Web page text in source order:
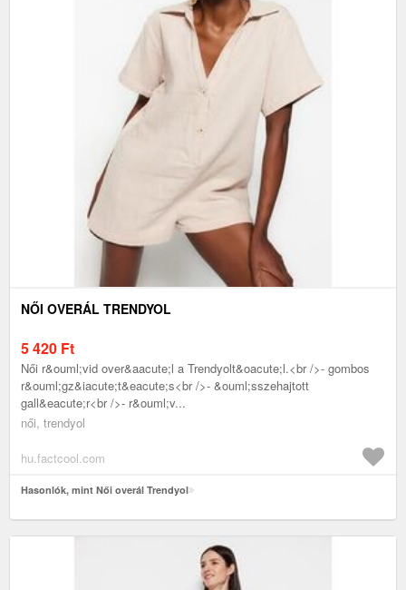
NŐI OVERÁL TRENDYOL
5 420 Ft
Női r&ouml;vid over&aacute;l a Trendyolt&oacute;l.<br />- gombos
r&ouml;gz&iacute;t&eacute;s<br />- &ouml;sszehajtott
gall&eacute;r<br />- r&ouml;v...
női, trendyol
hu.factcool.com
Hasonlók, mint Női overál Trendyol